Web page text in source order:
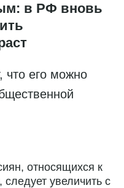
в РФ вновь
что его можно
относящихся к
увеличить с